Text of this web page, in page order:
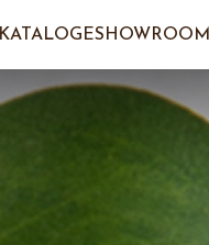
KATALOGESHOWROOM